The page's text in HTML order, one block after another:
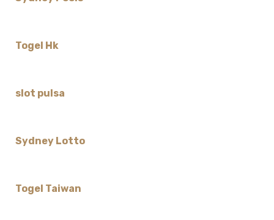
Togel Hk
slot pulsa
Sydney Lotto
Togel Taiwan